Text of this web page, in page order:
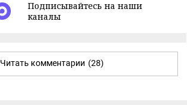
Подписывайтесь на наши
каналы
Читать комментарии (28)